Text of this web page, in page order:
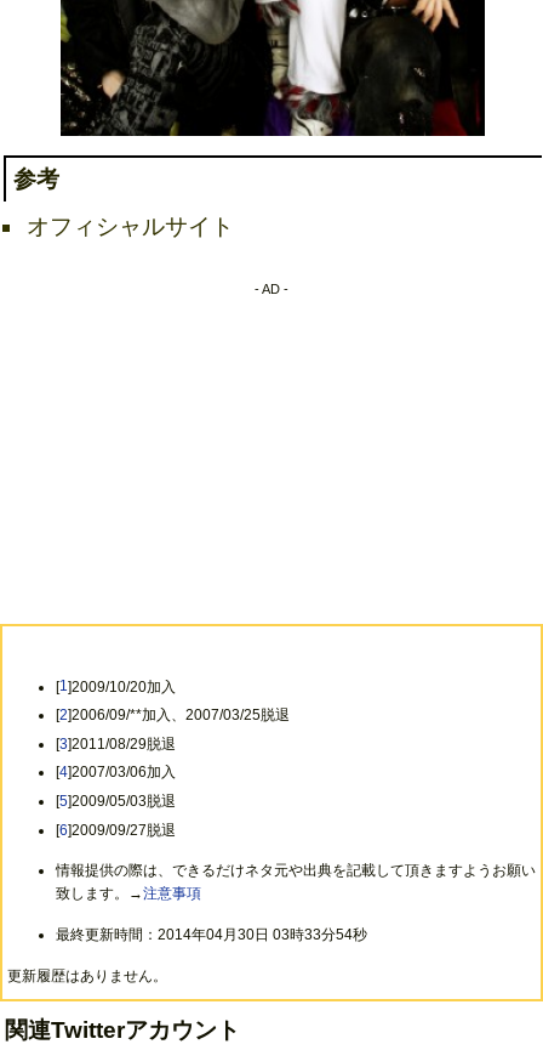
参考
オフィシャルサイト
- AD -
[1]2009/10/20加入
[2]2006/09/**加入、2007/03/25脱退
[3]2011/08/29脱退
[4]2007/03/06加入
[5]2009/05/03脱退
[6]2009/09/27脱退
情報提供の際は、できるだけネタ元や出典を記載して頂きますようお願い
致します。→注意事項
最終更新時間：2014年04月30日 03時33分54秒
更新履歴はありません。
関連Twitterアカウント